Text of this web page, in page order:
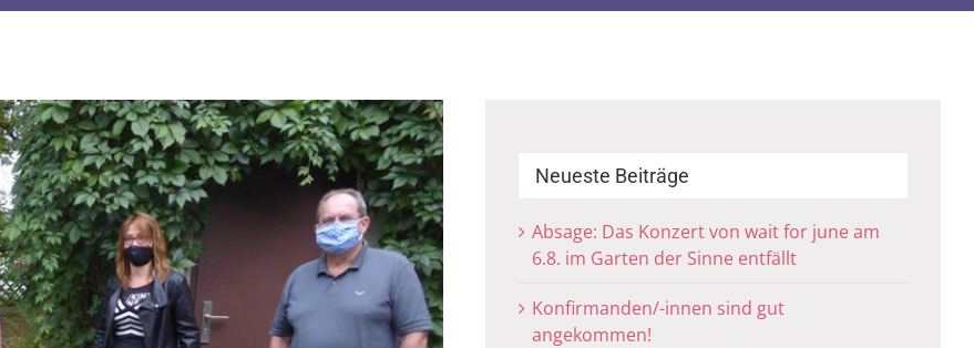
Neueste Beiträge
Absage: Das Konzert von wait for june am
6.8. im Garten der Sinne entfällt
Konfirmanden/-innen sind gut
angekommen!